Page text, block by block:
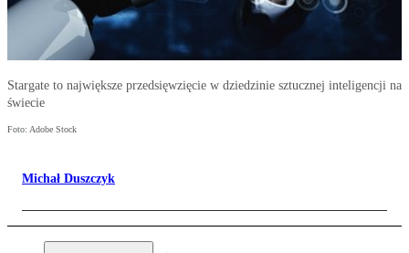
Stargate to największe przedsięwzięcie w dziedzinie sztucznej inteligencji na
świecie
Foto: Adobe Stock
Michał Duszczyk